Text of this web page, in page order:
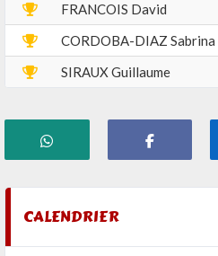
FRANCOIS David
CORDOBA-DIAZ Sabrina
SIRAUX Guillaume
CALENDRIER